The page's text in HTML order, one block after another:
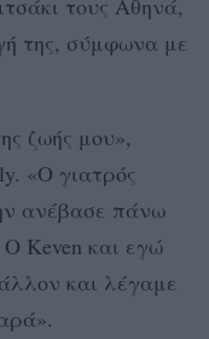
της, σύμφωνα με
ζωής μου»,
«Ο γιατρός
ανέβασε πάνω
Keven και εγώ
και λέγαμε